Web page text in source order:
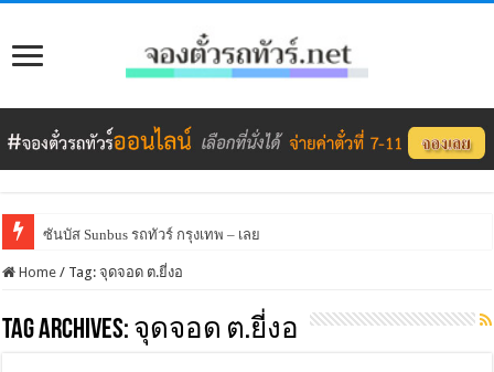
ซันบัส Sunbus รถทัวร์ กรุงเทพ – เลย
Home / Tag:จุดจอด ต.ยี่งอ
Tag Archives: จุดจอด ต.ยี่งอ